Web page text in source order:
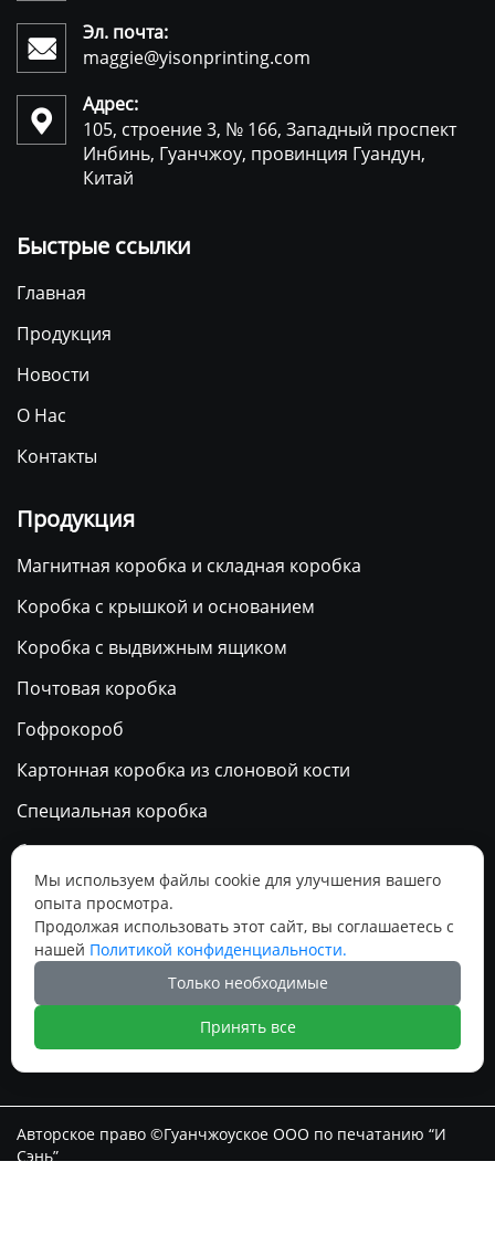

Эл. почта:
maggie@yisonprinting.com

Адрес:
105, строение 3, № 166, Западный проспект
Инбинь, Гуанчжоу, провинция Гуандун,
Китай
Быстрые ссылки
Главная
Продукция
Новости
О Нас
Контакты
Продукция
Магнитная коробка и складная коробка
Коробка с крышкой и основанием
Коробка с выдвижным ящиком
Почтовая коробка
Гофрокороб
Картонная коробка из слоновой кости
Специальная коробка
бумажный пакет
Календарь
Социальные медиа
   
Авторское право ©Гуанчжоуское ООО по печатанию “И
Сэнь”
Мы используем файлы cookie для улучшения вашего
опыта просмотра.
Продолжая использовать этот сайт, вы соглашаетесь с
нашей Политикой конфиденциальности.
Только необходимые
Принять все